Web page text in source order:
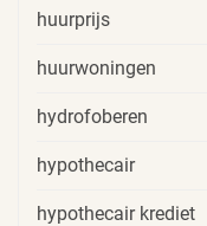
huurprijs
huurwoningen
hydrofoberen
hypothecair
hypothecair krediet